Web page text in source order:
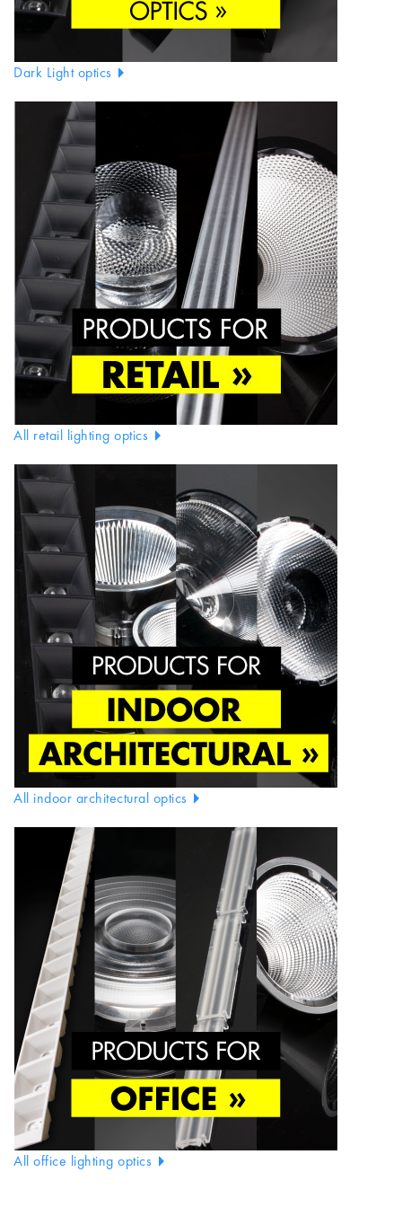
Dark Light optics
All retail lighting optics
All indoor architectural optics
All office lighting optics